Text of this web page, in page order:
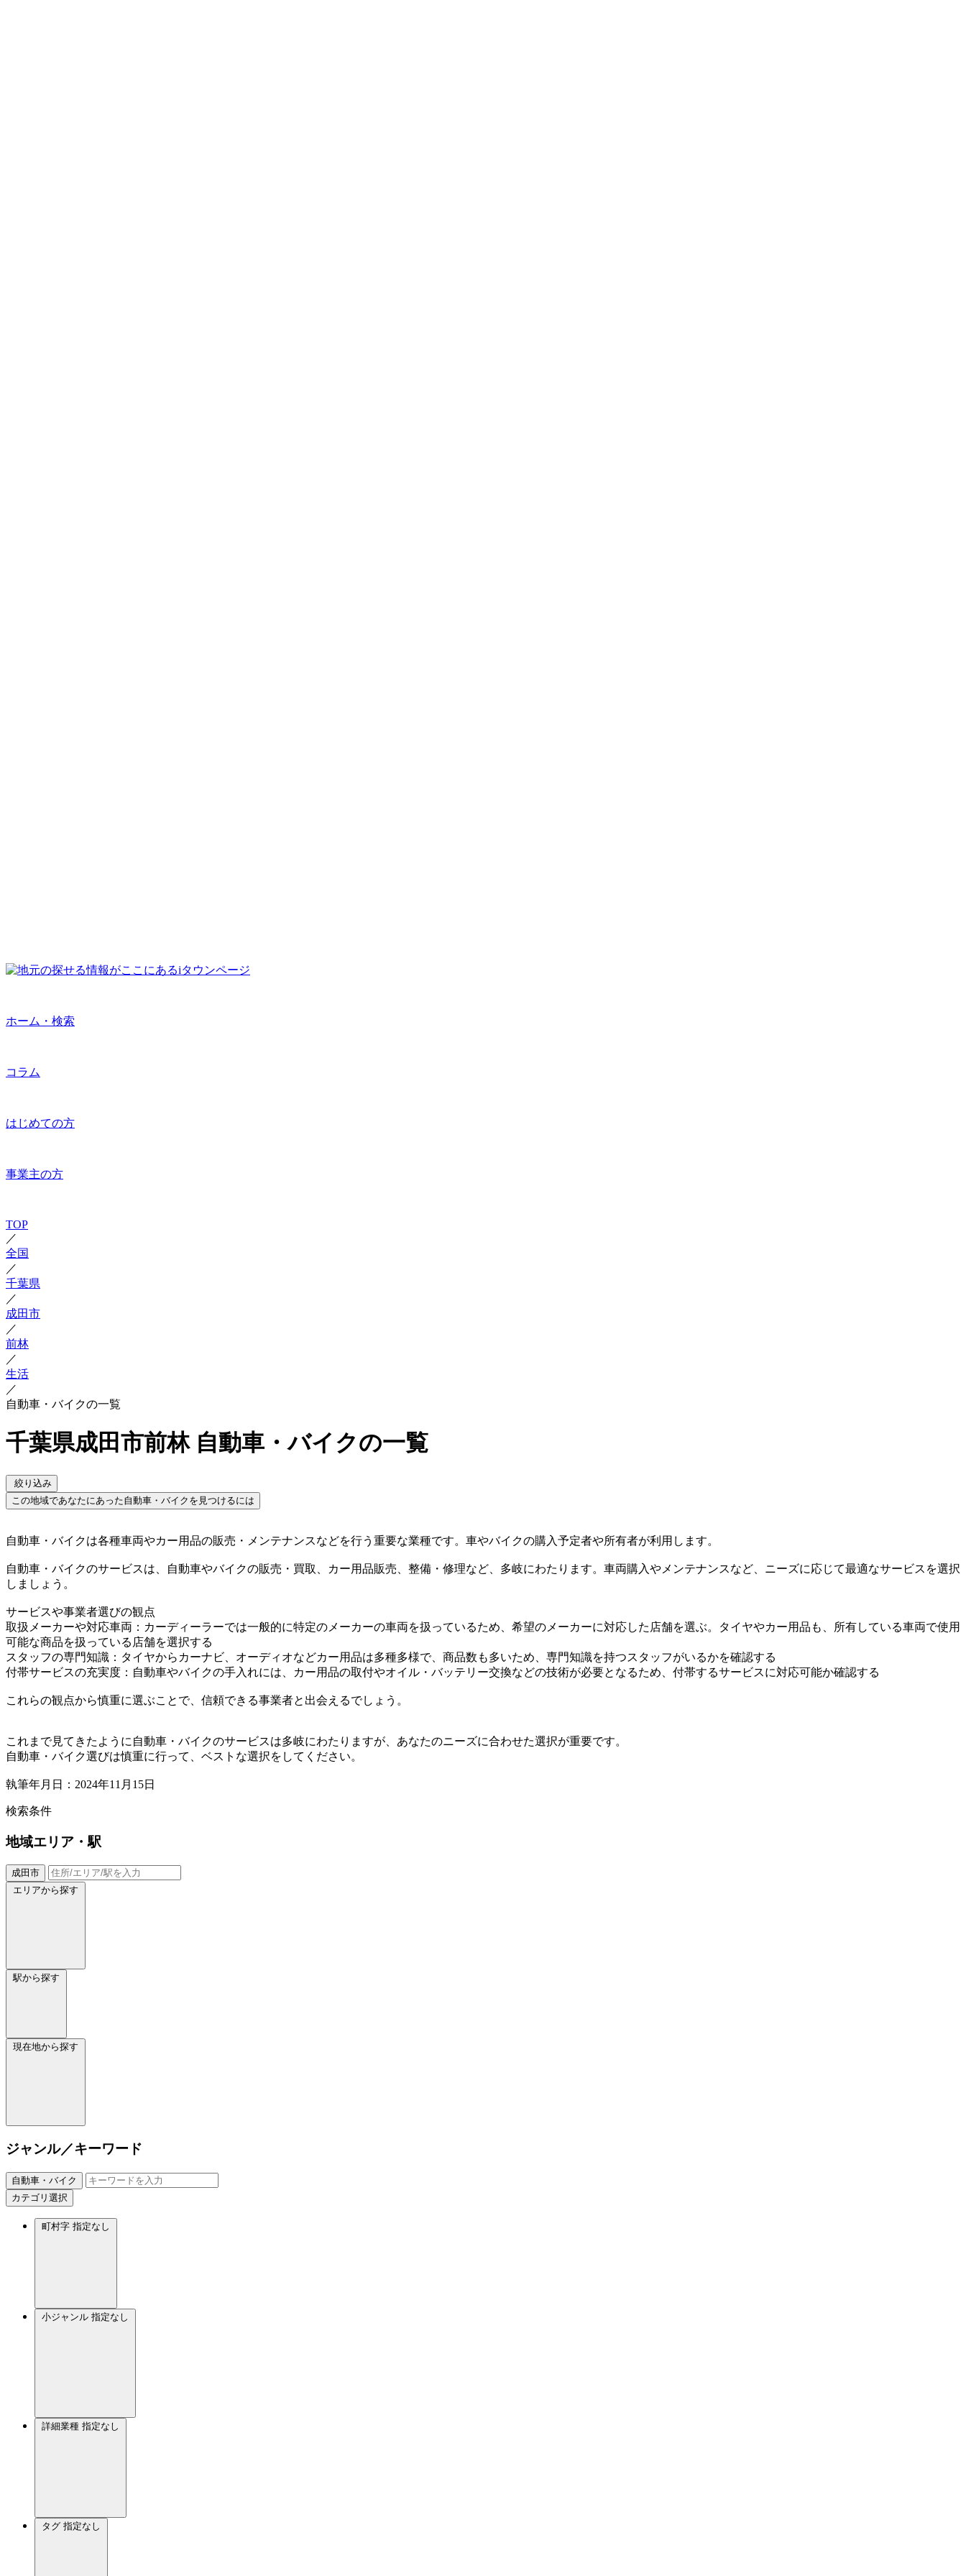
ホーム・検索
コラム
はじめての方
事業主の方
TOP
／
全国
／
千葉県
／
成田市
／
前林
／
生活
／
自動車・バイクの一覧
千葉県成田市前林 自動車・バイクの一覧
絞り込み
この地域であなたにあった自動車・バイクを見つけるには
自動車・バイクは各種車両やカー用品の販売・メンテナンスなどを行う重要な業種です。車やバイクの購入予定者や所有者が利用します。
自動車・バイクのサービスは、自動車やバイクの販売・買取、カー用品販売、整備・修理など、多岐にわたります。車両購入やメンテナンスなど、ニーズに応じて最適なサービスを選択
しましょう。
サービスや事業者選びの観点
取扱メーカーや対応車両：カーディーラーでは一般的に特定のメーカーの車両を扱っているため、希望のメーカーに対応した店舗を選ぶ。タイヤやカー用品も、所有している車両で使用
可能な商品を扱っている店舗を選択する
スタッフの専門知識：タイヤからカーナビ、オーディオなどカー用品は多種多様で、商品数も多いため、専門知識を持つスタッフがいるかを確認する
付帯サービスの充実度：自動車やバイクの手入れには、カー用品の取付やオイル・バッテリー交換などの技術が必要となるため、付帯するサービスに対応可能か確認する
これらの観点から慎重に選ぶことで、信頼できる事業者と出会えるでしょう。
これまで見てきたように自動車・バイクのサービスは多岐にわたりますが、あなたのニーズに合わせた選択が重要です。
自動車・バイク選びは慎重に行って、ベストな選択をしてください。
執筆年月日：2024年11月15日
検索条件
地域エリア・駅
成田市
エリアから探す
駅から探す
現在地から探す
ジャンル／キーワード
自動車・バイク
カテゴリ選択
町村字 指定なし
小ジャンル 指定なし
詳細業種 指定なし
タグ 指定なし